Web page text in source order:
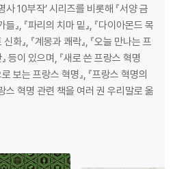
10부작’ 시리즈를 비롯해 『서양 금
』, 『파리의 치마 밑』, 『다이아몬드 목
』, 『계몽과 쾌락』, 『오늘 만나는 프
등이 있으며, 『새로 쓴 프랑스 혁명
보는 프랑스 혁명』, 『프랑스 혁명의
스 혁명 관련 책을 여러 권 우리말로 옮